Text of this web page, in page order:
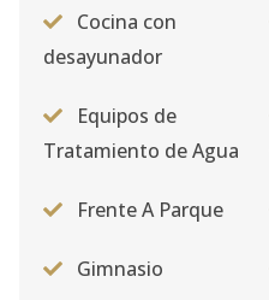
Cocina con
desayunador
Equipos de
Tratamiento de Agua
Frente A Parque
Gimnasio